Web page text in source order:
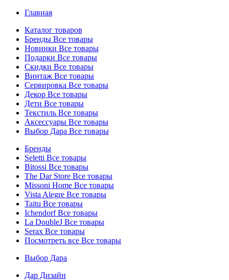
Главная
Каталог товаров
Бренды Все товары
Новинки Все товары
Подарки Все товары
Скидки Все товары
Винтаж Все товары
Сервировка Все товары
Декор Все товары
Дети Все товары
Текстиль Все товары
Аксессуары Все товары
Выбор Дара Все товары
Бренды
Seletti Все товары
Bitossi Все товары
The Dar Store Все товары
Missoni Home Все товары
Vista Alegre Все товары
Taitu Все товары
IchendorfВсе товары
La DoubleJ Все товары
Serax Все товары
Посмотреть все Все товары
Выбор Дара
Дар Дизайн